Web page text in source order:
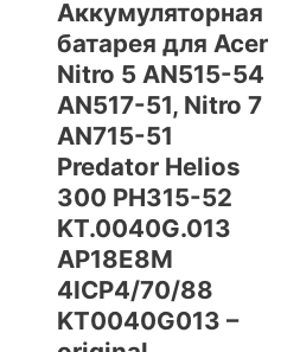
Аккумуляторная
батарея для Acer
Nitro 5 AN515-54
AN517-51, Nitro 7
AN715-51
Predator Helios
300 PH315-52
KT.0040G.013
AP18E8M
4ICP4/70/88
KT0040G013 –